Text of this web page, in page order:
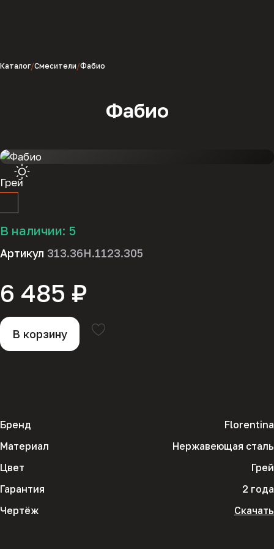
Каталог Смесители Фабио
Фабио
В наличии: 5
Артикул 313.36H.1123.305
6 485 ₽
В корзину
Грей
Бренд
Florentina
Материал
Нержавеющая сталь
Цвет
Грей
Гарантия
2 года
Чертёж
Скачать